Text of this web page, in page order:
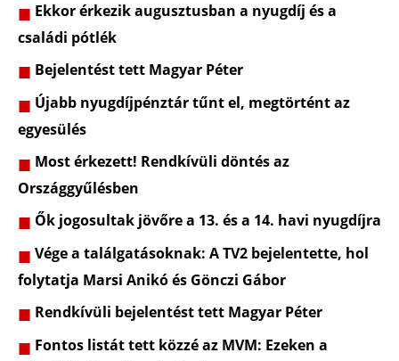
Ekkor érkezik augusztusban a nyugdíj és a
családi pótlék
Bejelentést tett Magyar Péter
Újabb nyugdíjpénztár tűnt el, megtörtént az
egyesülés
Most érkezett! Rendkívüli döntés az
Országgyűlésben
Ők jogosultak jövőre a 13. és a 14. havi nyugdíjra
Vége a találgatásoknak: A TV2 bejelentette, hol
folytatja Marsi Anikó és Gönczi Gábor
Rendkívüli bejelentést tett Magyar Péter
Fontos listát tett közzé az MVM: Ezeken a